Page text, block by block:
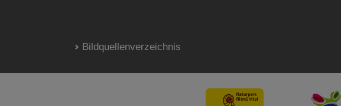
Bildquellenverzeichnis